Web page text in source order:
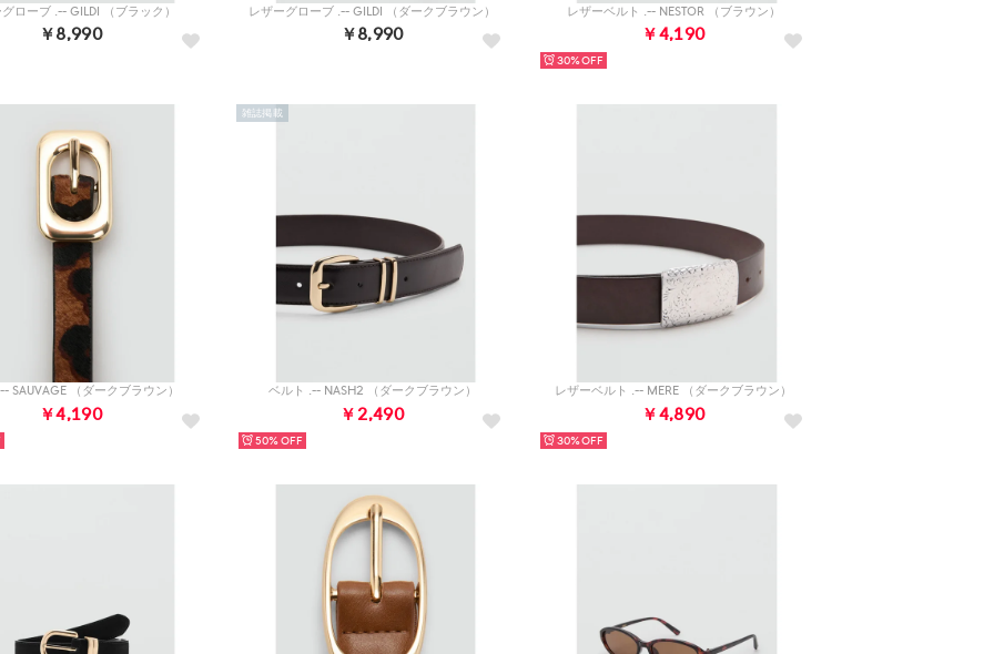
ローブ .-- GILDI （ブラック）
￥8,990
レザーグローブ .-- GILDI （ダークブラウン）
￥8,990
レザーベルト .-- NESTOR （ブラウン）
￥4,190
30%
SAUVAGE （ダークブラウン）
￥4,190
ベルト .-- NASH2 （ダークブラウン）
￥2,490
雑誌掲載
50%
レザーベルト .-- MERE （ダークブラウン）
￥4,890
30%